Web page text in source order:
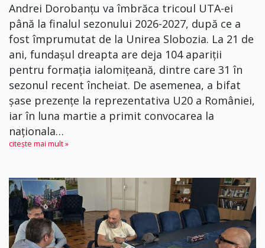
Andrei Dorobanțu va îmbrăca tricoul UTA-ei
până la finalul sezonului 2026-2027, după ce a
fost împrumutat de la Unirea Slobozia. La 21 de
ani, fundașul dreapta are deja 104 apariții
pentru formația ialomițeană, dintre care 31 în
sezonul recent încheiat. De asemenea, a bifat
șase prezențe la reprezentativa U20 a României,
iar în luna martie a primit convocarea la
naționala…
citește mai mult »